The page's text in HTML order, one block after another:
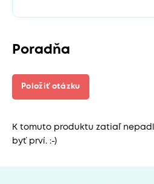
Poradňa
Položiť otázku
K tomuto produktu zatiaľ
byť prví. :-)